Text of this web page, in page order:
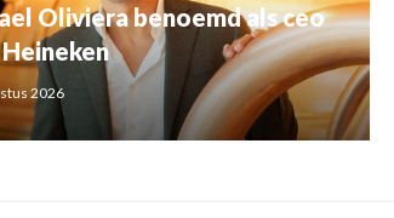
Oliviera benoemd als ceo
2026